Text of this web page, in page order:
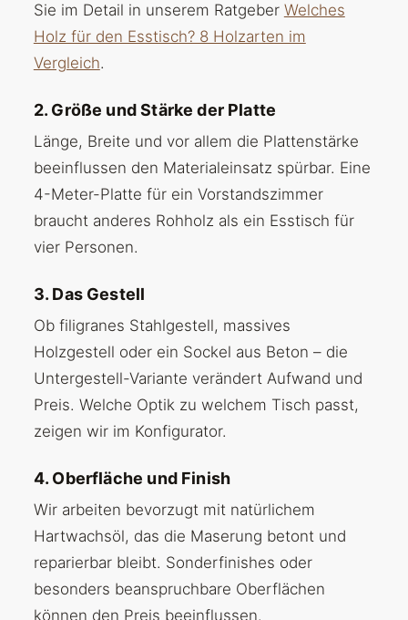
Sie im Detail in unserem Ratgeber Welches
Holz für den Esstisch? 8 Holzarten im
Vergleich.
2. Größe und Stärke der Platte
Länge, Breite und vor allem die Plattenstärke
beeinflussen den Materialeinsatz spürbar. Eine
4-Meter-Platte für ein Vorstandszimmer
braucht anderes Rohholz als ein Esstisch für
vier Personen.
3. Das Gestell
Ob filigranes Stahlgestell, massives
Holzgestell oder ein Sockel aus Beton – die
Untergestell-Variante verändert Aufwand und
Preis. Welche Optik zu welchem Tisch passt,
zeigen wir im Konfigurator.
4. Oberfläche und Finish
Wir arbeiten bevorzugt mit natürlichem
Hartwachsöl, das die Maserung betont und
reparierbar bleibt. Sonderfinishes oder
besonders beanspruchbare Oberflächen
können den Preis beeinflussen.